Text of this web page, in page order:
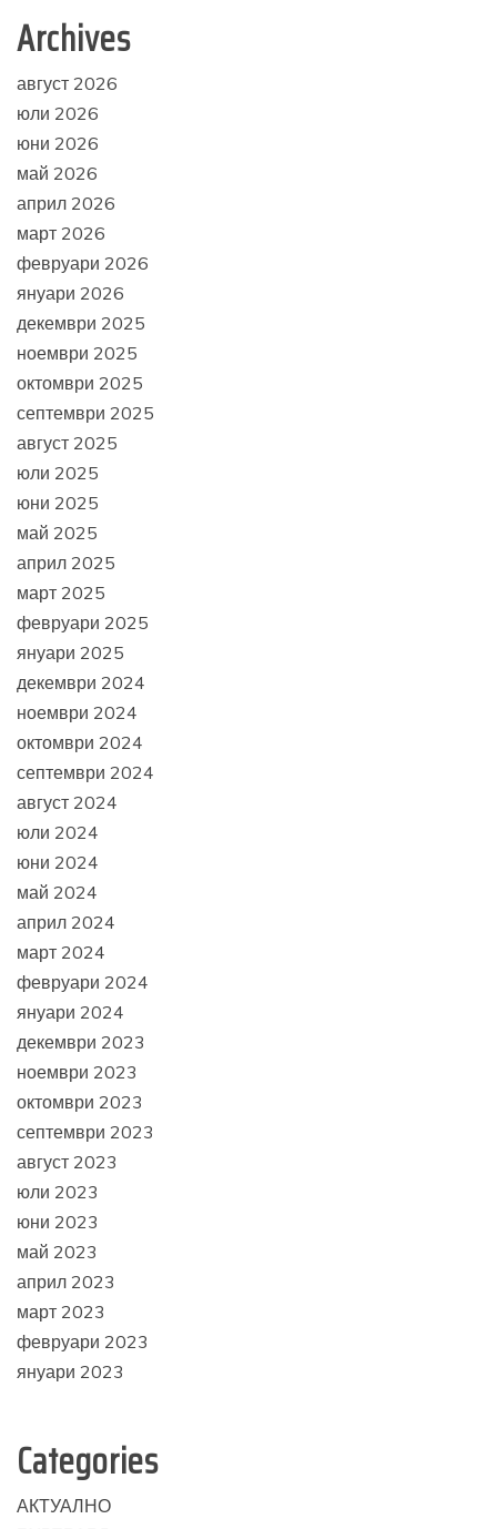
Archives
август 2026
юли 2026
юни 2026
май 2026
април 2026
март 2026
февруари 2026
януари 2026
декември 2025
ноември 2025
октомври 2025
септември 2025
август 2025
юли 2025
юни 2025
май 2025
април 2025
март 2025
февруари 2025
януари 2025
декември 2024
ноември 2024
октомври 2024
септември 2024
август 2024
юли 2024
юни 2024
май 2024
април 2024
март 2024
февруари 2024
януари 2024
декември 2023
ноември 2023
октомври 2023
септември 2023
август 2023
юли 2023
юни 2023
май 2023
април 2023
март 2023
февруари 2023
януари 2023
Categories
АКТУАЛНО